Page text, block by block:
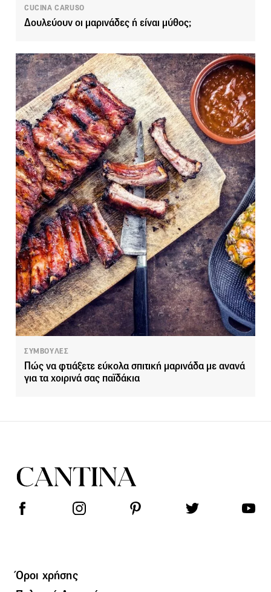
CUCINA CARUSO
Δουλεύουν οι μαρινάδες ή είναι μύθος;
ΣΥΜΒΟΥΛΕΣ
Πώς να φτιάξετε εύκολα σπιτική μαρινάδα με ανανά
για τα χοιρινά σας παϊδάκια
Όροι χρήσης